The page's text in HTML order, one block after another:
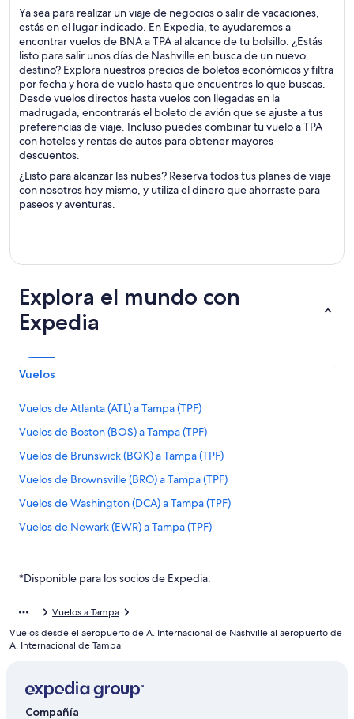
Ya sea para realizar un viaje de negocios o salir de vacaciones,
estás en el lugar indicado. En Expedia, te ayudaremos a
encontrar vuelos de BNA a TPA al alcance de tu bolsillo. ¿Estás
listo para salir unos días de Nashville en busca de un nuevo
destino? Explora nuestros precios de boletos económicos y filtra
por fecha y hora de vuelo hasta que encuentres lo que buscas.
Desde vuelos directos hasta vuelos con llegadas en la
madrugada, encontrarás el boleto de avión que se ajuste a tus
preferencias de viaje. Incluso puedes combinar tu vuelo a TPA
con hoteles y rentas de autos para obtener mayores
descuentos.
¿Listo para alcanzar las nubes? Reserva todos tus planes de viaje
con nosotros hoy mismo, y utiliza el dinero que ahorraste para
paseos y aventuras.
Explora el mundo con
Expedia
Vuelos
Vuelos de Atlanta (ATL) a Tampa (TPF)
Vuelos de Boston (BOS) a Tampa (TPF)
Vuelos de Brunswick (BQK) a Tampa (TPF)
Vuelos de Brownsville (BRO) a Tampa (TPF)
Vuelos de Washington (DCA) a Tampa (TPF)
Vuelos de Newark (EWR) a Tampa (TPF)
Vuelos de New Haven (HVN) a Tampa (TPF)
Vuelos de Nueva York (JFK) a Tampa (TPF)
Vuelos de La Romana (LRM) a Tampa (TPF)
Vuelos de Kansas City (MCI) a Tampa (TPF)
*Disponible para los socios de Expedia.
Vuelos a Tampa
Vuelos desde el aeropuerto de A. Internacional de Nashville al aeropuerto de
A. Internacional de Tampa
Compañía